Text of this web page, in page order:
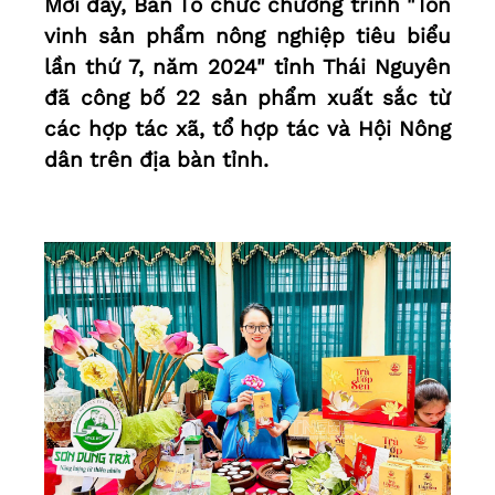
Mới đây, Ban Tổ chức chương trình "Tôn
vinh sản phẩm nông nghiệp tiêu biểu
lần thứ 7, năm 2024" tỉnh Thái Nguyên
đã công bố 22 sản phẩm xuất sắc từ
các hợp tác xã, tổ hợp tác và Hội Nông
dân trên địa bàn tỉnh.